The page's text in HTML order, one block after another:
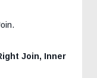
Join, Inner